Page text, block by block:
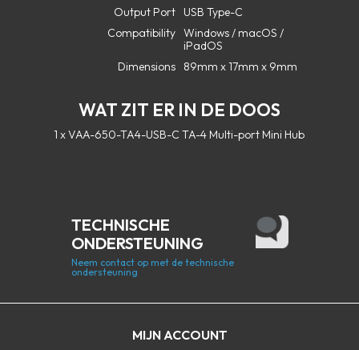
Output Port
USB Type-C
Compatibility Windows / macOS /
iPadOS
Dimensions
89mm x 17mm x 9mm
WAT ZIT ER IN DE DOOS
1 x VAA-650-TA4-USB-C TA-4 Multi-port Mini Hub
MIJN ACCOUNT
TECHNISCHE
ONDERSTEUNING
Neem contact op met de technische
ondersteuning